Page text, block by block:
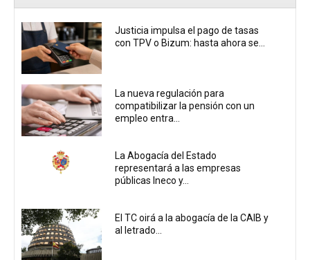
Justicia impulsa el pago de tasas
con TPV o Bizum: hasta ahora se...
La nueva regulación para
compatibilizar la pensión con un
empleo entra...
La Abogacía del Estado
representará a las empresas
públicas Ineco y...
El TC oirá a la abogacía de la CAIB y
al letrado...